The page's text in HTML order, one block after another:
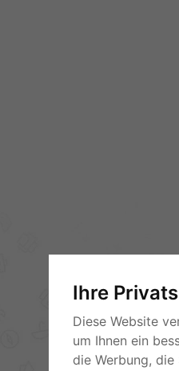
Ihre
Diese Website
um Ihnen ein
die Werbung, die